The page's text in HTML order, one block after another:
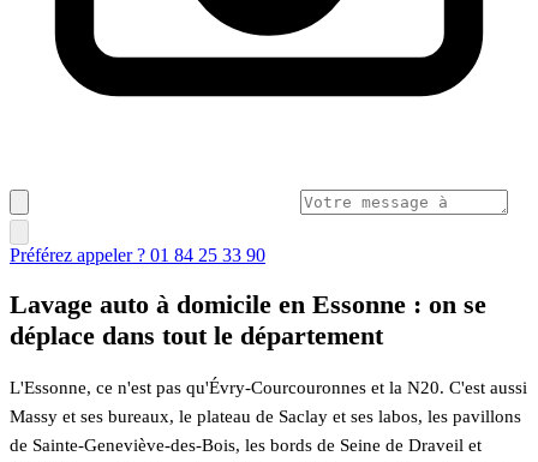
Préférez appeler ? 01 84 25 33 90
Lavage auto à domicile en Essonne : on se
déplace dans tout le département
L'Essonne, ce n'est pas qu'Évry-Courcouronnes et la N20. C'est aussi
Massy et ses bureaux, le plateau de Saclay et ses labos, les pavillons
de Sainte-Geneviève-des-Bois, les bords de Seine de Draveil et